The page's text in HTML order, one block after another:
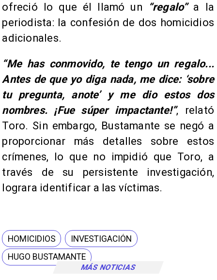
MÁS NOTICIAS
ofreció lo que él llamó un
“regalo”a la
periodista: la confesión de dos homicidios
adicionales.
“Me has conmovido, te tengo un regalo...
Antes de que yo diga nada, me dice: ‘sobre
tu pregunta, anote’ y me dio estos dos
nombres. ¡Fue súper impactante!”, relató
Toro. Sin embargo, Bustamante se negó a
proporcionar más detalles sobre estos
crímenes, lo que no impidió que Toro, a
través de su persistente investigación,
lograra identificar a las víctimas.
HOMICIDIOS
INVESTIGACIÓN
HUGO BUSTAMANTE